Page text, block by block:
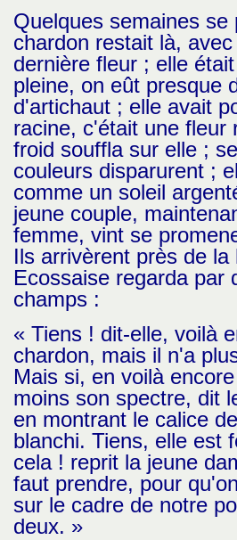
Quelques semaines se
chardon restait là,
dernière fleur ; elle
pleine, on eût presque
d'artichaut ; elle avait
racine, c'était une fleur
froid souffla sur elle ;
couleurs disparurent ;
comme un soleil
jeune couple,
femme, vint se
Ils arrivèrent près de la
Ecossaise regarda par
champs :
« Tiens ! dit-elle, voilà
chardon, mais il n'a
Mais si, en voilà
moins son spectre, dit
en montrant le calice
blanchi. Tiens, elle est
cela ! reprit la jeune
faut prendre, pour
sur le cadre de notre
deux. »